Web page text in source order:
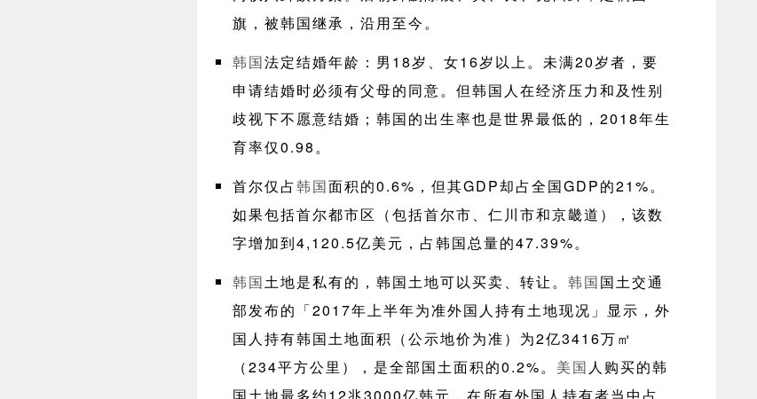
旗，被韩国继承，沿用至今。
韩国法定结婚年龄：男18岁、女16岁以上。未满20岁者，要
申请结婚时必须有父母的同意。但韩国人在经济压力和及性别
歧视下不愿意结婚；韩国的出生率也是世界最低的，2018年生
育率仅0.98。
首尔仅占韩国面积的0.6%，但其GDP却占全国GDP的21%。
如果包括首尔都市区（包括首尔市、仁川市和京畿道），该数
字增加到4,120.5亿美元，占韩国总量的47.39%。
韩国土地是私有的，韩国土地可以买卖、转让。 韩国国土交通
部发布的「2017年上半年为准外国人持有土地现况」显示，外
国人持有韩国土地面积（公示地价为准）为2亿3416万㎡
（234平方公里），是全部国土面积的0.2%。 美国 人购买的韩
国土地最多约12兆3000亿韩元，在所有外国人持有者当中占